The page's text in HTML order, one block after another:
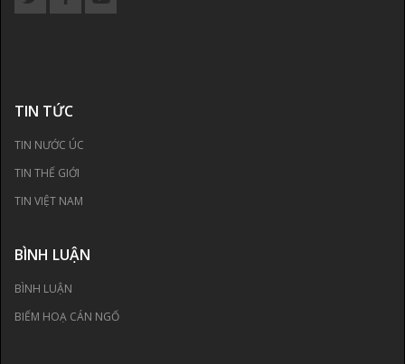
TIN TỨC
TIN NƯỚC ÚC
TIN THẾ GIỚI
TIN VIỆT NAM
BÌNH LUẬN
BÌNH LUẬN
BIẾM HOẠ CÁN NGỐ